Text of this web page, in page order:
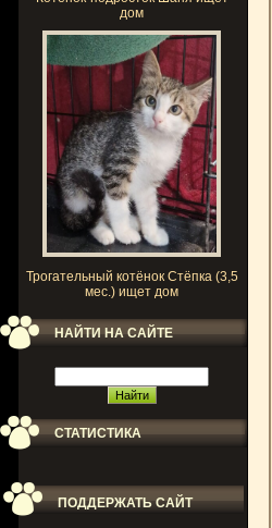
дом
Трогательный котёнок Стёпка (3,5
мес.) ищет дом
НАЙТИ НА САЙТЕ
СТАТИСТИКА
ПОДДЕРЖАТЬ САЙТ